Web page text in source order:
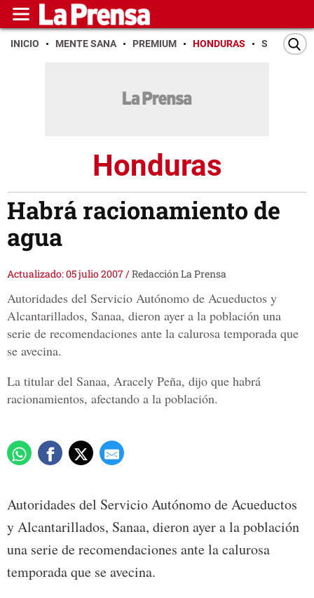
INICIO MENTE SANA PREMIUM HONDURAS SAN PEDRO
Honduras
Habrá racionamiento de
agua
Actualizado: 05 julio 2007/Redacción La Prensa
Autoridades del Servicio Autónomo de Acueductos y
Alcantarillados, Sanaa, dieron ayer a la población una
serie de recomendaciones ante la calurosa temporada que
se avecina.
La titular del Sanaa, Aracely Peña, dijo que habrá
racionamientos, afectando a la población.
Autoridades del Servicio Autónomo de Acueductos
y Alcantarillados, Sanaa, dieron ayer a la población
una serie de recomendaciones ante la calurosa
temporada que se avecina.